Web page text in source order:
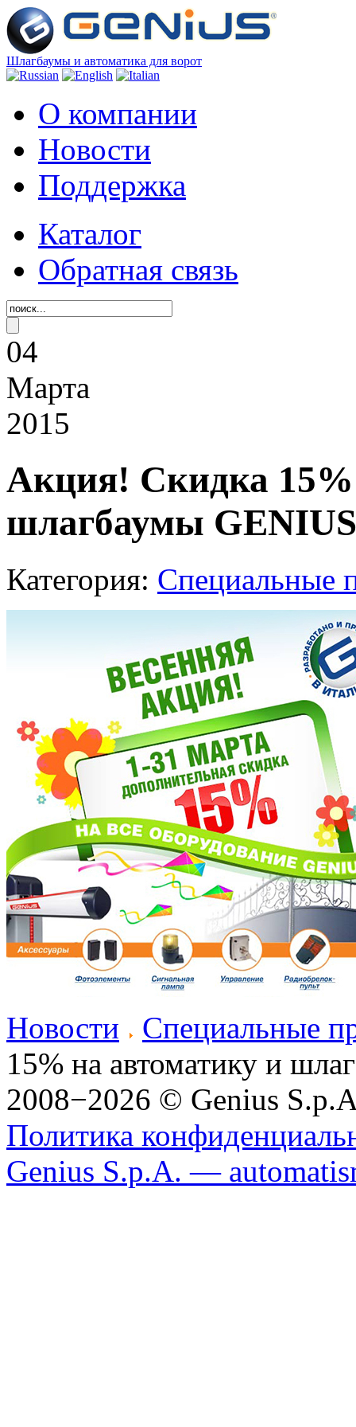
Шлагбаумы и автоматика для ворот
О компании
Новости
Поддержка
Каталог
Обратная связь
04
Марта
2015
Акция! Скидка 15%
шлагбаумы
Категория: Специальные
Новости
Специальные
15% на автоматику и
2008−2026 © Genius
Политика
Genius S.p.A. —